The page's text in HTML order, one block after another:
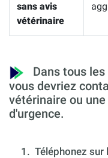
sans avis
vétérinaire
Dans tous les
vous devriez
vétérinaire ou
d'urgence.
1. Téléphonez